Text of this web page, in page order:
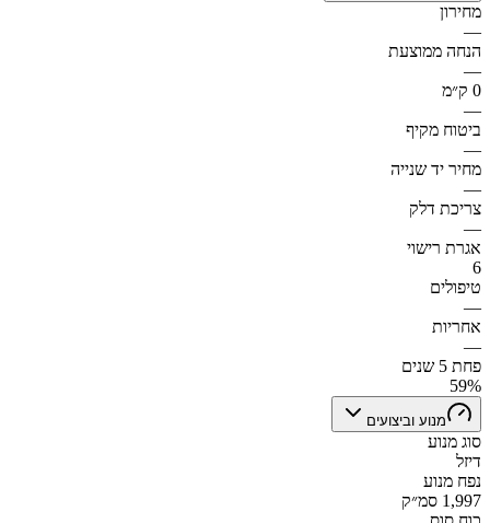
מחירון
—
הנחה ממוצעת
—
0 ק״מ
—
ביטוח מקיף
—
מחיר יד שנייה
—
צריכת דלק
—
אגרת רישוי
6
טיפולים
—
אחריות
—
פחת 5 שנים
59%
מנוע וביצועים
סוג מנוע
דיזל
נפח מנוע
1,997 סמ״ק